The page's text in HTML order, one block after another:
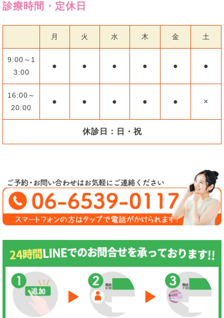
診療時間・定休日
月 火 水 木 金 土
9:00～1
3:00
● ● ● ● ● ●
16:00～
20:00
● ● ● ● ● ×
休診日：日・祝